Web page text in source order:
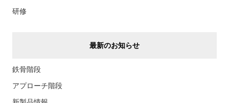
研修
最新のお知らせ
鉄骨階段
アプローチ階段